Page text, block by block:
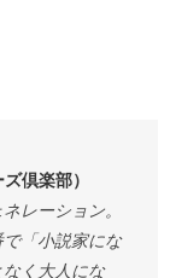
倶楽部）
レーション。
「小説家にな
く大人にな